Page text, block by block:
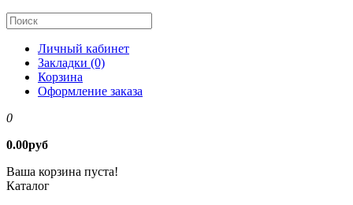
Личный кабинет
Закладки (0)
Корзина
Оформление заказа
0
0.00руб
Ваша корзина пуста!
Каталог